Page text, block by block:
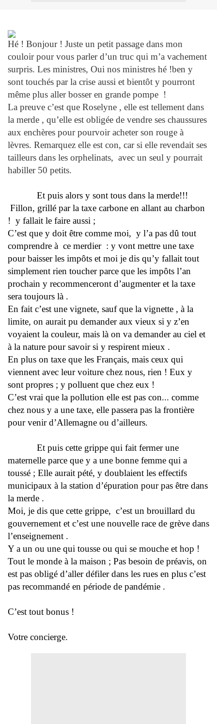
Hé ! Bonjour ! Juste un petit passage dans mon
couloir pour vous parler d’un truc qui m’a vachement
surpris. Les ministres, Oui nos ministres hé !ben y
sont touchés par la crise aussi et bientôt y pourront
même plus aller bosser en grande pompe !
La preuve c’est que Roselyne , elle est tellement dans
la merde , qu’elle est obligée de vendre ses chaussures
aux enchères pour pourvoir acheter son rouge à
lèvres. Remarquez elle est con, car si elle revendait ses
tailleurs dans les orphelinats, avec un seul y pourrait
habiller 50 petits.
Et puis alors y sont tous dans la merde!!!
Fillon, grillé par la taxe carbone en allant au charbon
! y fallait le faire aussi ;
C’est que y doit être comme moi, y l’a pas dû tout
comprendre à ce merdier : y vont mettre une taxe
pour baisser les impôts et moi je dis qu’y fallait tout
simplement rien toucher parce que les impôts l’an
prochain y recommenceront d’augmenter et la taxe
sera toujours là .
En fait c’est une vignete, sauf que la vignette , à la
limite, on aurait pu demander aux vieux si y z’en
voyaient la couleur, mais là on va demander au ciel et
à la nature pour savoir si y respirent mieux .
En plus on taxe que les Français, mais ceux qui
viennent avec leur voiture chez nous, rien ! Eux y
sont propres ; y polluent que chez eux !
C’est vrai que la pollution elle est pas con... comme
chez nous y a une taxe, elle passera pas la frontière
pour venir d’Allemagne ou d’ailleurs.
Et puis cette grippe qui fait fermer une
maternelle parce que y a une bonne femme qui a
toussé ; Elle aurait pété, y doublaient les effectifs
municipaux à la station d’épuration pour pas être dans
la merde .
Moi, je dis que cette grippe, c’est un brouillard du
gouvernement et c’est une nouvelle race de grève dans
l’enseignement .
Y a un ou une qui tousse ou qui se mouche et hop !
Tout le monde à la maison ; Pas besoin de préavis, on
est pas obligé d’aller défiler dans les rues en plus c’est
pas recommandé en période de pandémie .
C’est tout bonus !
Votre concierge.